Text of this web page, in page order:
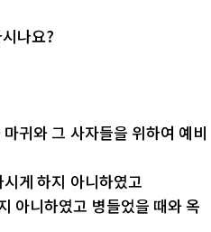
나요?
귀와 그 사자들을 위하여 예비
게 하지 아니하였고
아니하였고 병들었을 때와 옥